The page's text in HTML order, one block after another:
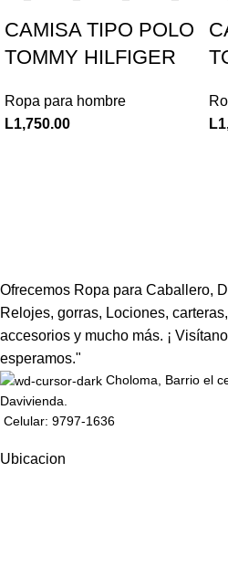
CAMISA TIPO POLO
TOMMY HILFIGER
Ropa para hombre
L1,750.00
L
Ofrecemos Ropa para Caballero,
Relojes, gorras, Lociones,
accesorios y mucho más. ¡
esperamos."
Choloma, Barrio el
Davivienda.
Celular: 9797-1636
Ubicacion